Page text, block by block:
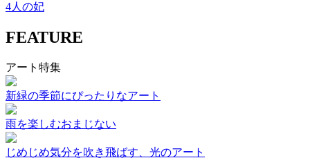
4人の妃
FEATURE
アート特集
新緑の季節にぴったりなアート
雨を楽しむおまじない
じめじめ気分を吹き飛ばす、光のアート